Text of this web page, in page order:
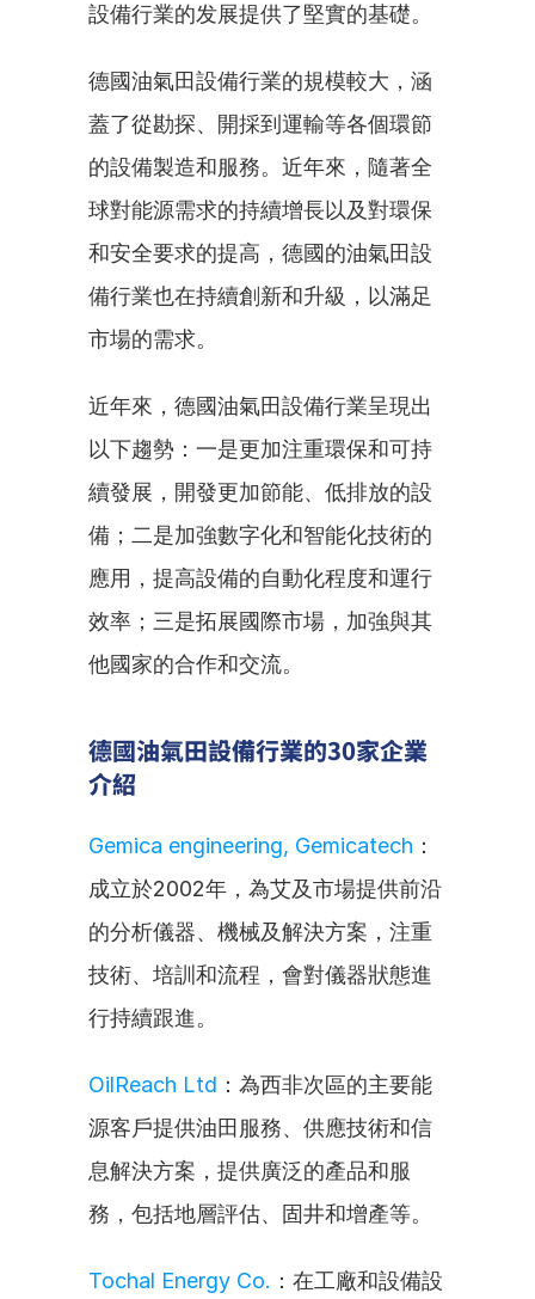
設備行業的发展提供了堅實的基礎。
德國油氣田設備行業的規模較大，涵
蓋了從勘探、開採到運輸等各個環節
的設備製造和服務。近年來，隨著全
球對能源需求的持續增長以及對環保
和安全要求的提高，德國的油氣田設
備行業也在持續創新和升級，以滿足
市場的需求。
近年來，德國油氣田設備行業呈現出
以下趨勢：一是更加注重環保和可持
續發展，開發更加節能、低排放的設
備；二是加強數字化和智能化技術的
應用，提高設備的自動化程度和運行
效率；三是拓展國際市場，加強與其
他國家的合作和交流。
德國油氣田設備行業的30家企業
介紹
Gemica engineering, Gemicatech ：
成立於2002年，為艾及市場提供前沿
的分析儀器、機械及解決方案，注重
技術、培訓和流程，會對儀器狀態進
行持續跟進。
OilReach Ltd ：為西非次區的主要能
源客戶提供油田服務、供應技術和信
息解決方案，提供廣泛的產品和服
務，包括地層評估、固井和增產等。
Tochal Energy Co. ：在工廠和設備設